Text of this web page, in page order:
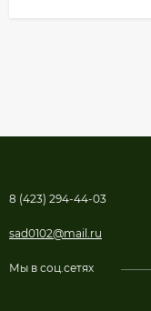
8 (423) 294-44-03
sad0102@mail.ru
Мы в соц.сетях